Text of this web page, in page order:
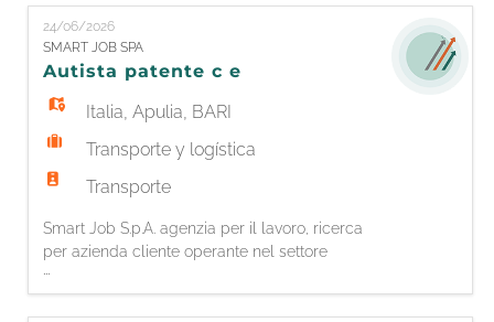
Manutentore Meccatronico appartenente alle
Categorie Protette (L. 68/99). Entrerai a far parte
di un ambiente dinamico e in forte crescita,
assumendo un ruolo chiav
24/06/2026
SMART JOB SPA
Autista patente c e
Italia,Apulia, BARI
Transporte y logística
Transporte
Smart Job S.p.A. agenzia per il lavoro, ricerca
per azienda cliente operante nel settore
logistico un AUTISTA CON PATENTE CE per
trasporti locali in Puglia. Requisiti richiesti: -